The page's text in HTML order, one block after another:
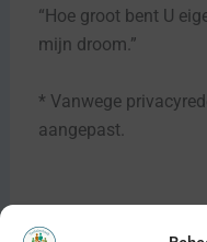
“Hoe groot bent U
mijn droom.”
* Vanwege
aangepast.